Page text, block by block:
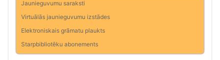
Jaunieguvumu saraksti
Virtuālās jaunieguvumu izstādes
Elektroniskais grāmatu plaukts
Starpbibliotēku abonements